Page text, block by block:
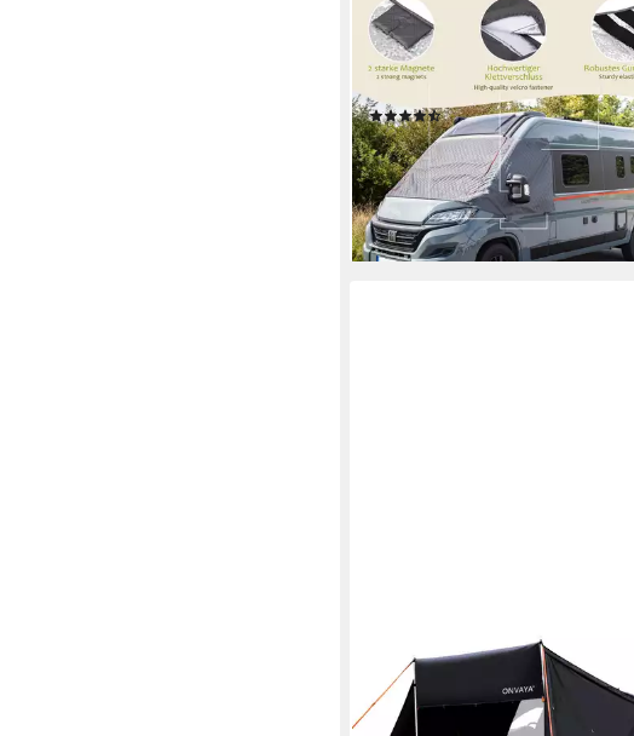
ONVAYA
Wohnmobilschutzhülle
ǀFrontscheibenabdeckung für Fiat
Ducato X290 ab 2014
(5)
71,99 €
lieferbar - in 4-5 Werktagen bei dir